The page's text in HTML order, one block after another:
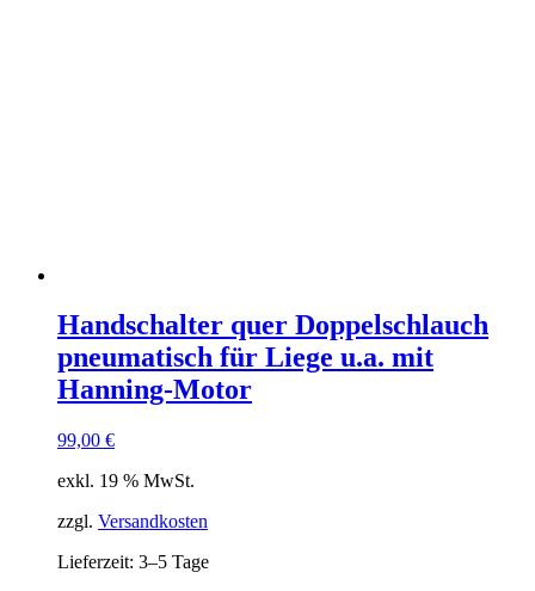
Handschalter quer Doppelschlauch
pneumatisch für Liege u.a. mit
Hanning-Motor
99,00 €
exkl. 19 % MwSt.
zzgl. Versandkosten
Lieferzeit: 3–5 Tage